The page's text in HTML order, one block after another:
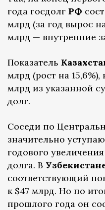
года госдолг РФ
млрд (за год вырос
млрд — внутренние
Показатель
млрд (рост на
млрд из указанной
долг.
Соседи по
значительно
годового
долга. В
соответствующий
к $47 млрд. Но по
прошлого года он